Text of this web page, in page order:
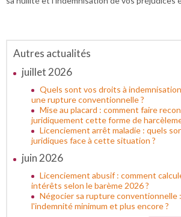
Autres actualités
juillet 2026
Quels sont vos droits à
une rupture conventionnelle ?
Mise au placard : comment faire
juridiquement cette forme de
Licenciement arrêt maladie : quels
juridiques face à cette situation ?
juin 2026
Licenciement abusif : comment
intérêts selon le barème 2026 ?
Négocier sa rupture conventionnelle
l'indemnité minimum et plus encore ?